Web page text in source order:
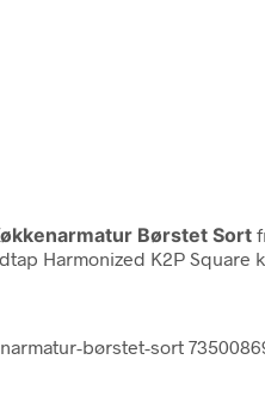
Børstet Sort
Harmonized K2P
børstet-sort